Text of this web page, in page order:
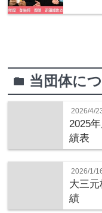
folder 当団体に
2026/4/
2025
績表
2026/1/
大三
績